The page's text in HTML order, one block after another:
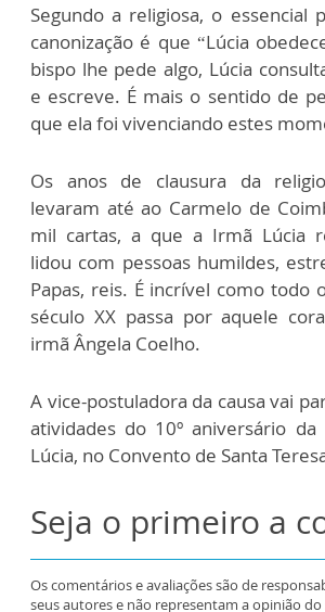
Segundo a religiosa, o essencial
canonização é que “Lúcia
bispo lhe pede algo, Lúcia
e escreve. É mais o sentido de
que ela foi vivenciando estes
Os anos de clausura da
levaram até ao Carmelo de
mil cartas, a que a Irmã Lúcia
lidou com pessoas humildes,
Papas, reis. É incrível como todo
século XX passa por aquele
irmã Ângela Coelho.
A vice-postuladora da causa vai
atividades do 10º aniversário
Lúcia, no Convento de Santa
Seja o primeiro a
Os comentários e avaliações são de
seus autores e não representam a opinião do